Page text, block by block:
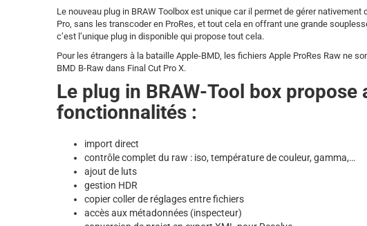
Le nouveau plug in BRAW Toolbox est unique car il permet de gérer
Pro, sans les transcoder en ProRes, et tout cela en offrant une grande
c’est l’unique plug in disponible qui propose tout cela.
Pour les étrangers à la bataille Apple-BMD, les fichiers Apple ProRes Raw ne
BMD B-Raw dans Final Cut Pro X.
Le plug in BRAW-Tool box
fonctionnalités :
import direct
contrôle complet du raw : iso, température de couleur, gamma,…
ajout de luts
gestion HDR
copier coller de réglages entre fichiers
accès aux métadonnées (inspecteur)